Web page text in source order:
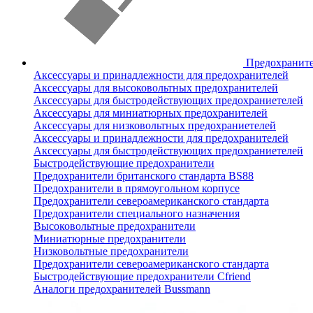
Аксессуары и принадлежности для предохранителей
Аксессуары для высоковольтных предохранителей
Аксессуары для быстродействующих предохраниетелей
Аксессуары для миниатюрных предохранителей
Аксессуары для низковольтных предохраниетелей
Аксессуары и принадлежности для предохранителей
Аксессуары для быстродействующих предохраниетелей
Быстродействующие предохранители
Предохранители британского стандарта BS88
Предохранители в прямоугольном корпусе
Предохранители североамериканского стандарта
Предохранители специального назначения
Высоковольтные предохранители
Миниатюрные предохранители
Низковольтные предохранители
Предохранители североамериканского стандарта
Быстродействующие предохранители Cfriend
Аналоги предохранителей Bussmann